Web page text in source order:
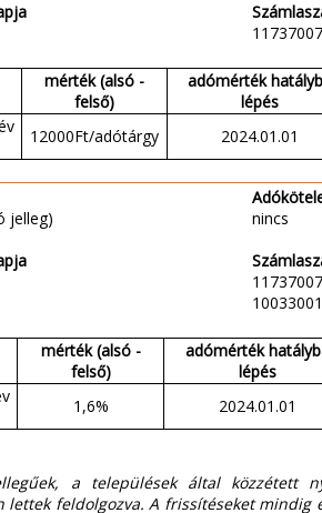
mérték (alsó -
felső)
adómérték
lépés
12000Ft/adótárgy 2024.01.01
jelleg)
nincs
mérték (alsó -
felső)
adómérték
lépés
1,6% 2024.01.01
a települések által közzétett
lettek feldolgozva. A frissítéseket